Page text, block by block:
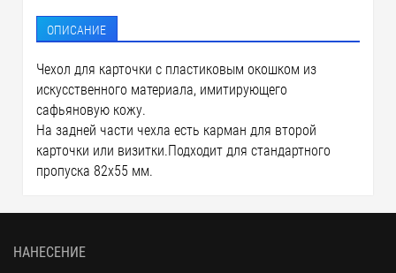
ОПИСАНИЕ
Чехол для карточки с пластиковым окошком из
искусственного материала, имитирующего
сафьяновую кожу.
На задней части чехла есть карман для второй
карточки или визитки.Подходит для стандартного
пропуска 82x55 мм.
НАНЕСЕНИЕ